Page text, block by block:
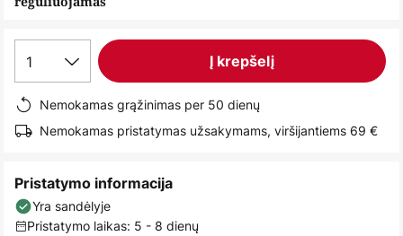
images
gallery
1 Į krepšelį
Nemokamas grąžinimas per 50 dienų
Nemokamas pristatymas užsakymams, viršijantiems 69 €
Pristatymo informacija
Yra sandėlyje
Pristatymo laikas: 5 - 8 dienų